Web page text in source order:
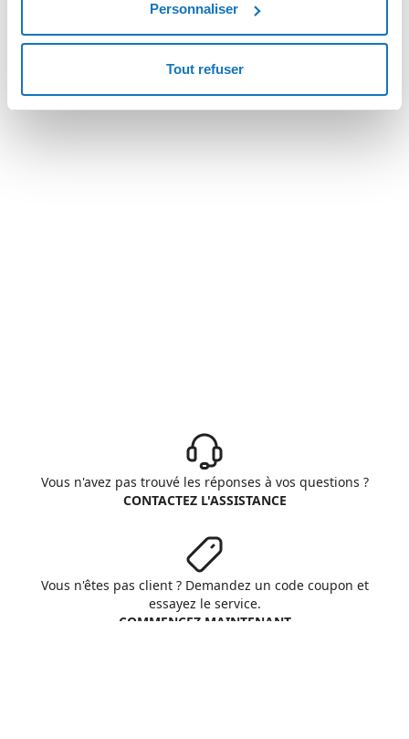
Personnaliser
Tout refuser
Vendredi, de 9h à 13h et de 14h à 18h) suivant la demande.
Vous n'avez pas trouvé les réponses à vos questions ?
CONTACTEZ L'ASSISTANCE
Vous n'êtes pas client ? Demandez un code coupon et
essayez le service.
COMMENCEZ MAINTENANT